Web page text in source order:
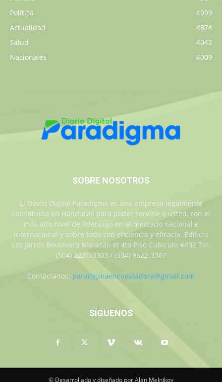
Política
4999
Actualidad
4874
Salud
4042
Nacionales
4009
SOBRE NOSOTROS
El Diario Digital Paradigma es una empresa legalmente
constituida en Honduras para poder servirle a usted, con el
más alto nivel de liderazgo en el mercado nacional e
internacional y sobre todo con eficiencia y eficacia. Edificio
Los Jarros Boulevard Morazan el 4to Piso Cubiculo #402 Tel:
(504) 2231-3303 / (504) 9522-3307
Contáctanos: paradigmaencuestadora@gmail.com
SÍGUENOS
© Desarrollado y diseñado por Alan Melnikov